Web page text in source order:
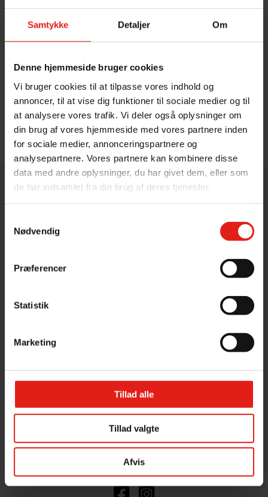
Samtykke Detaljer Om
Denne hjemmeside bruger cookies
Vi bruger cookies til at tilpasse vores indhold og
annoncer, til at vise dig funktioner til sociale medier og til
at analysere vores trafik. Vi deler også oplysninger om
din brug af vores hjemmeside med vores partnere inden
for sociale medier, annonceringspartnere og
analysepartnere. Vores partnere kan kombinere disse
data med andre oplysninger, du har givet dem, eller som
de har indsamlet fra din brug af deres tjenester.
Nødvendig
Præferencer
Statistik
Marketing
Tillad alle
Tillad valgte
Afvis
Overnatning
Vi tilbyder også overnatning i både telt, hytter og
feriehus.
Læs mere her
Om Suså Kano & Kajak
Suså Kano & Kajak er en outdoor virksomhed,
der hører under Gunderslevholm Gods.
Godsets hovedbygning fra 1729 er beliggende
jorde strækker sig over et langt stykke af å-
systemets bred. Gunderslevholm har i
som er aktivt engageret i Susåens natur og
Cookies- & Privatlivspolitik